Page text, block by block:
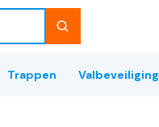
Trappen Valbeveiliging